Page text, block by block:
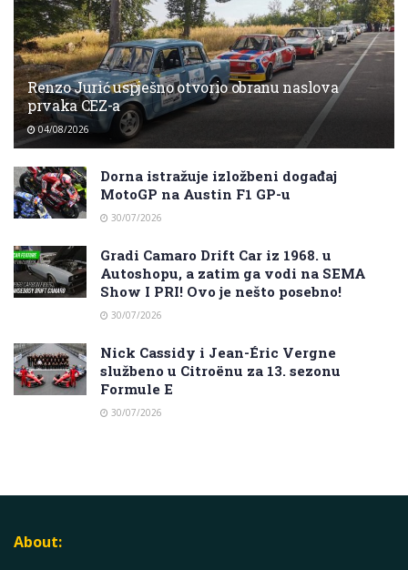
Renzo Jurić uspješno otvorio obranu naslova
prvaka CEZ-a
04/08/2026
Dorna istražuje izložbeni događaj
MotoGP na Austin F1 GP-u
30/07/2026
Gradi Camaro Drift Car iz 1968. u
Autoshopu, a zatim ga vodi na SEMA
Show I PRI! Ovo je nešto posebno!
30/07/2026
Nick Cassidy i Jean-Éric Vergne
službeno u Citroënu za 13. sezonu
Formule E
30/07/2026
About: